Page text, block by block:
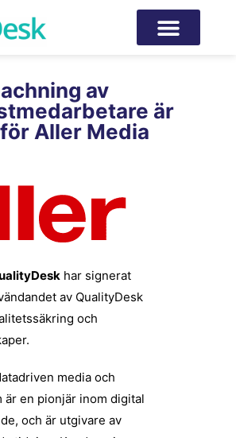
av
är
Aller Media
har signerat
av QualityDesk
och
media och
är en pionjär inom digital
och är utgivare av